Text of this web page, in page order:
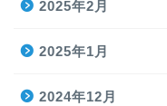
2025年2月
2025年1月
2024年12月